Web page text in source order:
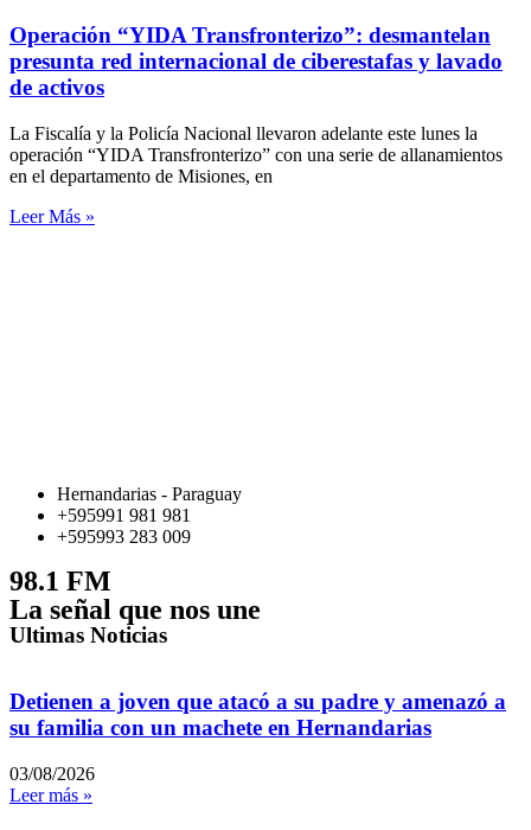
Operación “YIDA Transfronterizo”: desmantelan
presunta red internacional de ciberestafas y lavado
de activos
La Fiscalía y la Policía Nacional llevaron adelante este lunes la
operación “YIDA Transfronterizo” con una serie de allanamientos
en el departamento de Misiones, en
Leer Más »
Hernandarias - Paraguay
+595991 981 981
+595993 283 009
98.1 FM
La señal que nos une
Ultimas Noticias
Detienen a joven que atacó a su padre y amenazó a
su familia con un machete en Hernandarias
03/08/2026
Leer más »